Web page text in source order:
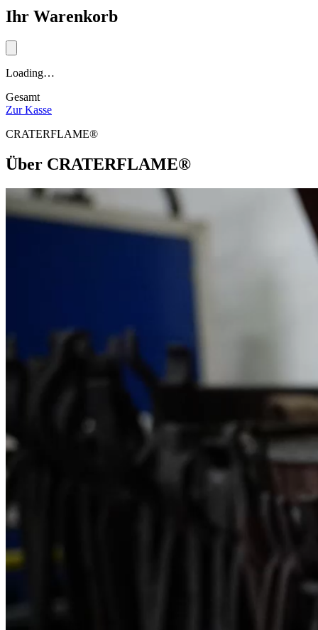
Ihr Warenkorb
Loading…
Gesamt
Zur Kasse
CRATERFLAME®
Über CRATERFLAME®